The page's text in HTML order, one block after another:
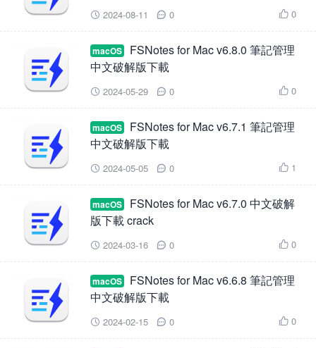
 2024-08-11  0  0
macOS
FSNotes for Mac v6.8.0 筆記管理
中文破解版下載
 2024-05-29  0  0
macOS
FSNotes for Mac v6.7.1 筆記管理
中文破解版下載
 2024-05-05  0  1
macOS
FSNotes for Mac v6.7.0 中文破解
版下載 crack
 2024-03-16  0  0
macOS
FSNotes for Mac v6.6.8 筆記管理
中文破解版下載
 2024-02-15  0  0